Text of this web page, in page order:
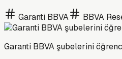
Garanti BBVA BBVA
Garanti BBVA şubelerini